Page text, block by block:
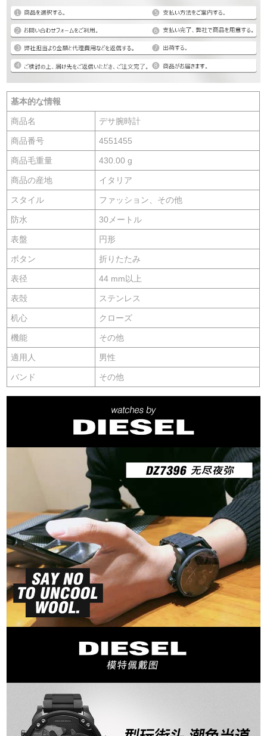
基本的な情報
商品名 デサ腕時計
商品番号 4551455
商品毛重量 430.00 g
商品の産地 イタリア
スタイル ファッション、その他
防水 30メートル
表盤 円形
ボタン 折りたたみ
表径 44 mm以上
表殻 ステンレス
机心 クローズ
機能 その他
適用人 男性
バンド その他